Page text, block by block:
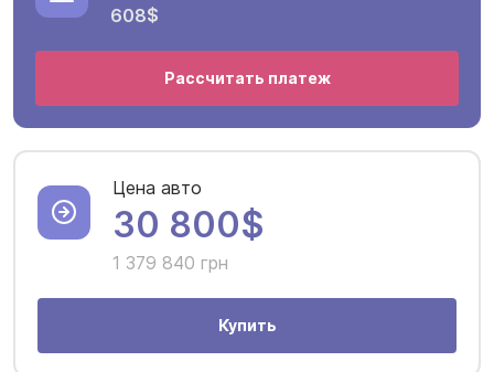
608$
Рассчитать платеж
Цена авто
30 800$
1 379 840 грн
Купить